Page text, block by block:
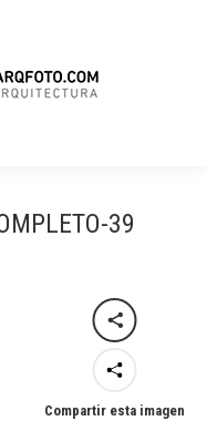
39
Compartir esta imagen